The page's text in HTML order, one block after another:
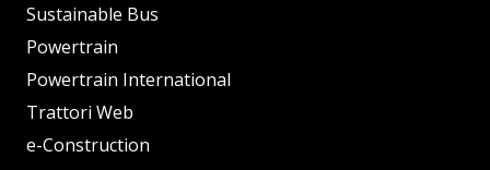
Sustainable Bus
Powertrain
Powertrain International
Trattori Web
e-Construction